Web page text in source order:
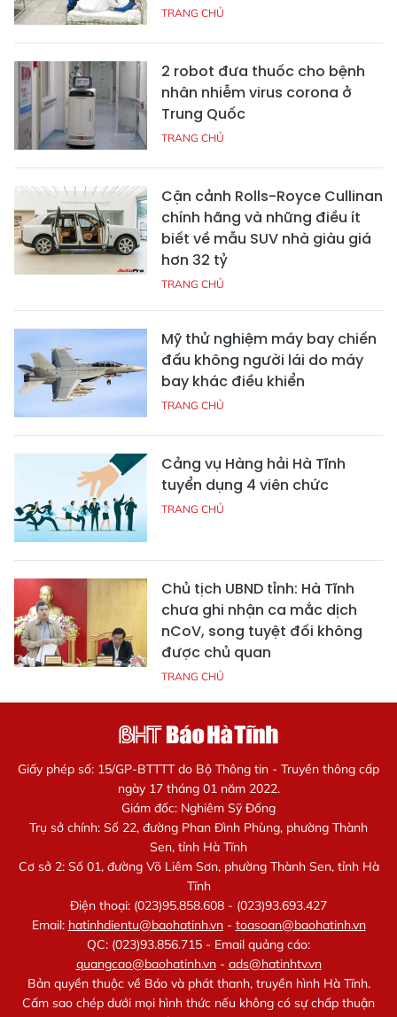
TRANG CHỦ
2 robot đưa thuốc cho bệnh
nhân nhiễm virus corona ở
Trung Quốc
TRANG CHỦ
Cận cảnh Rolls-Royce Cullinan
chính hãng và những điều ít
biết về mẫu SUV nhà giàu giá
hơn 32 tỷ
TRANG CHỦ
Mỹ thử nghiệm máy bay chiến
đấu không người lái do máy
bay khác điều khiển
TRANG CHỦ
Cảng vụ Hàng hải Hà Tĩnh
tuyển dụng 4 viên chức
TRANG CHỦ
Chủ tịch UBND tỉnh: Hà Tĩnh
chưa ghi nhận ca mắc dịch
nCoV, song tuyệt đối không
được chủ quan
TRANG CHỦ
Giấy phép số: 15/GP-BTTTT do Bộ Thông tin - Truyền thông cấp
ngày 17 tháng 01 năm 2022.
Giám đốc: Nghiêm Sỹ Đống
Trụ sở chính: Số 22, đường Phan Đình Phùng, phường Thành
Sen, tỉnh Hà Tĩnh
Cơ sở 2: Số 01, đường Võ Liêm Sơn, phường Thành Sen, tỉnh Hà
Tĩnh
Điện thoại: (023)95.858.608 - (023)93.693.427
Email: hatinhdientu@baohatinh.vn- toasoan@baohatinh.vn
QC: (023)93.856.715 - Email quảng cáo:
quangcao@baohatinh.vn- ads@hatinhtv.vn
Bản quyền thuộc về Báo và phát thanh, truyền hình Hà Tĩnh.
Cấm sao chép dưới mọi hình thức nếu không có sự chấp thuận